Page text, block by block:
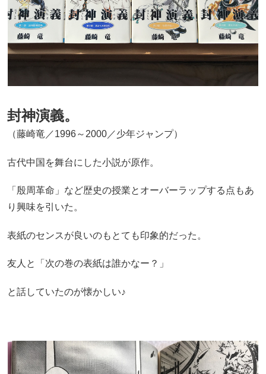
封神演義。
（藤崎竜／1996～2000／少年ジャンプ）
古代中国を舞台にした小説が原作。
「殷周革命」など歴史の授業とオーバーラップする点もあ
り興味を引いた。
表紙のセンスが良いのもとても印象的だった。
友人と「次の巻の表紙は誰かなー？」
と話していたのが懐かしい♪